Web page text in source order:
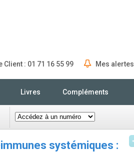
Client : 01 71 16 55 99 Mes alertes
Livres Compléments
systémiques :